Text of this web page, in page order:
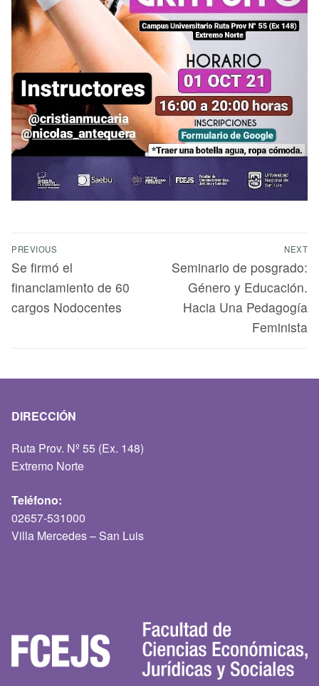
PREVIOUS
Se firmó el
financiamiento de 60
cargos Nodocentes
NEXT
Seminario de posgrado:
Género y Educación.
Hacia Una Pedagogía
Feminista
DIRECCIÓN
Ruta Prov. Nº 55 (Ex. 148)
Extremo Norte
Teléfono:
02657-531000
Villa Mercedes – San Luis